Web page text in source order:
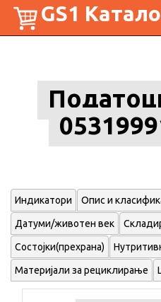
GS1
Индикатори Опис и
Датуми/животен век
Состојки(прехрана)
Материјали за рециклирање